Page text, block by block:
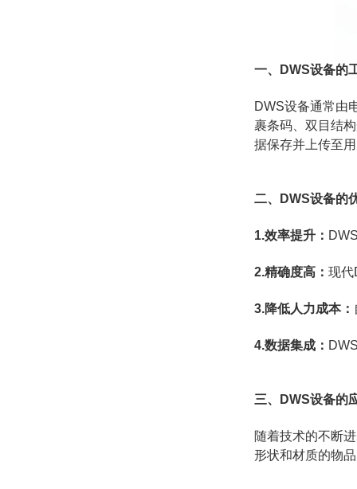
一、DWS设备的
DWS设备通常由
裹条码、双目结
据保存并上传至
二、DWS设备的
1.效率提升：
2.精确度高： 现代
3.降低人力成本：
4.数据集成：
三、DWS设备的
随着技术的不断
形状和材质的物